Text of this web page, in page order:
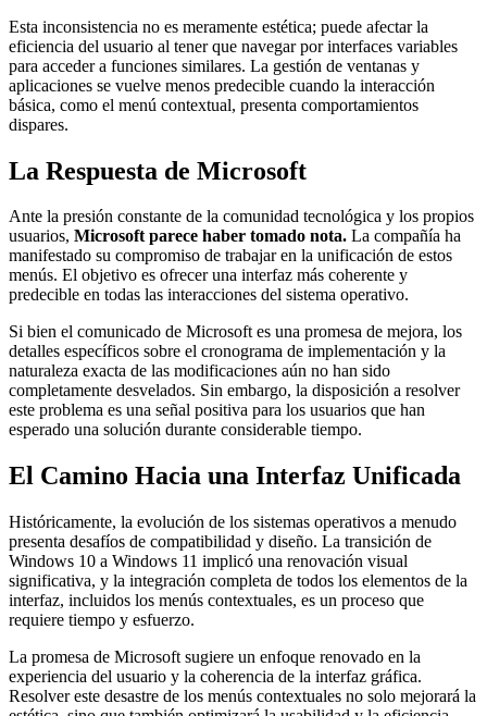
Esta inconsistencia no es meramente estética; puede afectar la
eficiencia del usuario al tener que navegar por interfaces variables
para acceder a funciones similares. La gestión de ventanas y
aplicaciones se vuelve menos predecible cuando la interacción
básica, como el menú contextual, presenta comportamientos
dispares.
La Respuesta de Microsoft
Ante la presión constante de la comunidad tecnológica y los propios
usuarios, Microsoft parece haber tomado nota. La compañía ha
manifestado su compromiso de trabajar en la unificación de estos
menús. El objetivo es ofrecer una interfaz más coherente y
predecible en todas las interacciones del sistema operativo.
Si bien el comunicado de Microsoft es una promesa de mejora, los
detalles específicos sobre el cronograma de implementación y la
naturaleza exacta de las modificaciones aún no han sido
completamente desvelados. Sin embargo, la disposición a resolver
este problema es una señal positiva para los usuarios que han
esperado una solución durante considerable tiempo.
El Camino Hacia una Interfaz Unificada
Históricamente, la evolución de los sistemas operativos a menudo
presenta desafíos de compatibilidad y diseño. La transición de
Windows 10 a Windows 11 implicó una renovación visual
significativa, y la integración completa de todos los elementos de la
interfaz, incluidos los menús contextuales, es un proceso que
requiere tiempo y esfuerzo.
La promesa de Microsoft sugiere un enfoque renovado en la
experiencia del usuario y la coherencia de la interfaz gráfica.
Resolver este desastre de los menús contextuales no solo mejorará la